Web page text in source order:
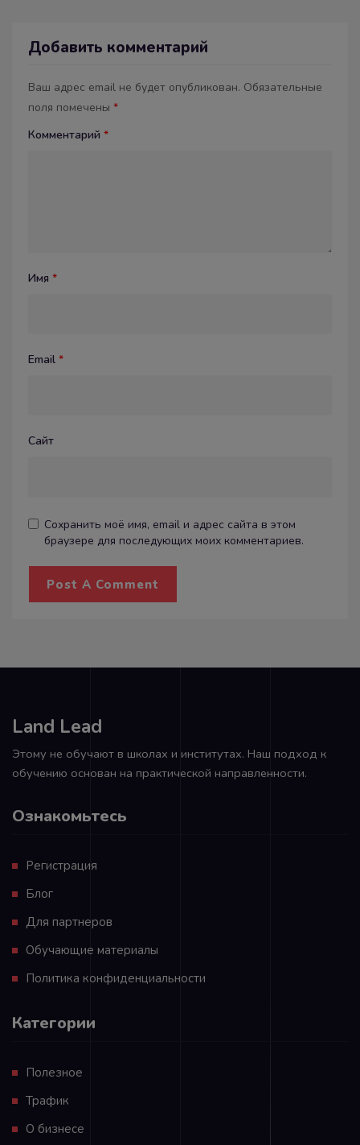
Добавить комментарий
Ваш адрес email не будет опубликован. Обязательные
поля помечены *
Комментарий *
Имя *
Email *
Сайт
Сохранить моё имя, email и адрес сайта в этом
браузере для последующих моих комментариев.
Land Lead
Этому не обучают в школах и институтах. Наш подход к
обучению основан на практической направленности.
Ознакомьтесь
Регистрация
Блог
Для партнеров
Обучающие материалы
Политика конфиденциальности
Категории
Полезное
Трафик
О бизнесе